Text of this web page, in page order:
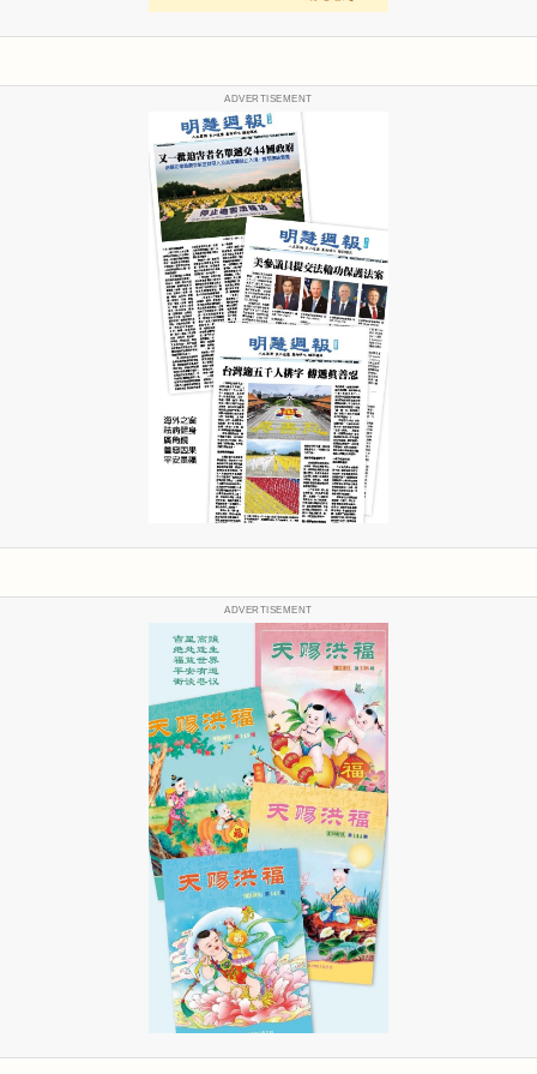
ADVERTISEMENT
ADVERTISEMENT